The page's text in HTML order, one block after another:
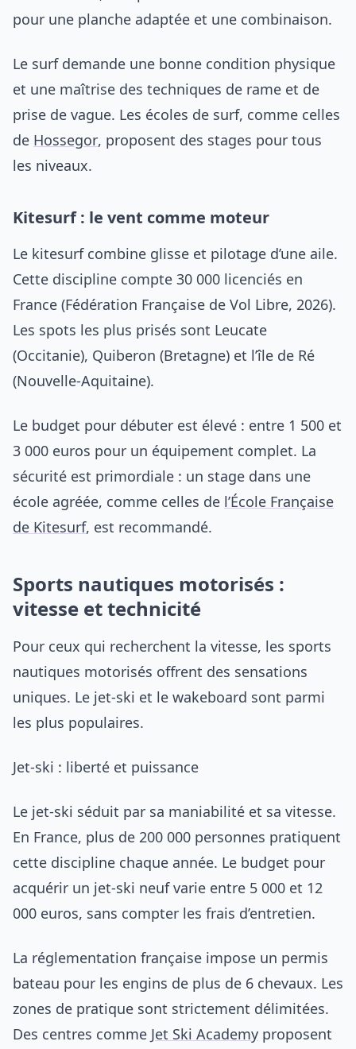
pour une planche adaptée et une combinaison.
Le surf demande une bonne condition physique
et une maîtrise des techniques de rame et de
prise de vague. Les écoles de surf, comme celles
de Hossegor, proposent des stages pour tous
les niveaux.
Kitesurf : le vent comme moteur
Le kitesurf combine glisse et pilotage d’une aile.
Cette discipline compte 30 000 licenciés en
France (Fédération Française de Vol Libre, 2026).
Les spots les plus prisés sont Leucate
(Occitanie), Quiberon (Bretagne) et l’île de Ré
(Nouvelle-Aquitaine).
Le budget pour débuter est élevé : entre 1 500 et
3 000 euros pour un équipement complet. La
sécurité est primordiale : un stage dans une
école agréée, comme celles de l’École Française
de Kitesurf, est recommandé.
Sports nautiques motorisés :
vitesse et technicité
Pour ceux qui recherchent la vitesse, les sports
nautiques motorisés offrent des sensations
uniques. Le jet-ski et le wakeboard sont parmi
les plus populaires.
Jet-ski : liberté et puissance
Le jet-ski séduit par sa maniabilité et sa vitesse.
En France, plus de 200 000 personnes pratiquent
cette discipline chaque année. Le budget pour
acquérir un jet-ski neuf varie entre 5 000 et 12
000 euros, sans compter les frais d’entretien.
La réglementation française impose un permis
bateau pour les engins de plus de 6 chevaux. Les
zones de pratique sont strictement délimitées.
Des centres comme Jet Ski Academy proposent